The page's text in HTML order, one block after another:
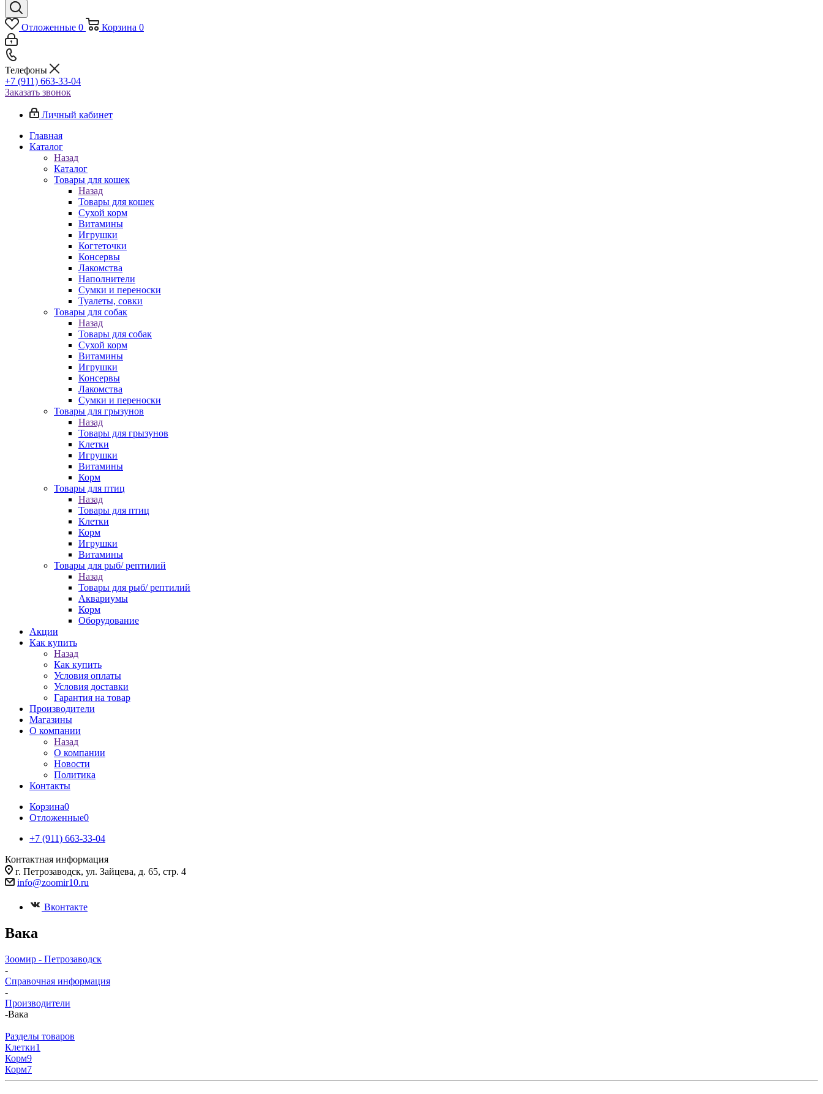
Отложенные 0 Корзина 0
Телефоны
+7 (911) 663-33-04
Заказать звонок
Личный кабинет
Главная
Каталог
Назад
Каталог
Товары для кошек
Назад
Товары для кошек
Cухой корм
Витамины
Игрушки
Когтеточки
Консервы
Лакомства
Наполнители
Сумки и переноски
Туалеты, совки
Товары для собак
Назад
Товары для собак
Cухой корм
Витамины
Игрушки
Консервы
Лакомства
Сумки и переноски
Товары для грызунов
Назад
Товары для грызунов
Клетки
Игрушки
Витамины
Корм
Товары для птиц
Назад
Товары для птиц
Клетки
Корм
Игрушки
Витамины
Товары для рыб/ рептилий
Назад
Товары для рыб/ рептилий
Аквариумы
Корм
Оборудование
Акции
Как купить
Назад
Как купить
Условия оплаты
Условия доставки
Гарантия на товар
Производители
Магазины
О компании
Назад
О компании
Новости
Политика
Контакты
Корзина0
Отложенные0
+7 (911) 663-33-04
Контактная информация
г. Петрозаводск, ул. Зайцева, д. 65, стр. 4
info@zoomir10.ru
Вконтакте
Вака
Зоомир - Петрозаводск
-
Справочная информация
-
Производители
-Вака
Разделы товаров
Клетки1
Корм9
Корм7